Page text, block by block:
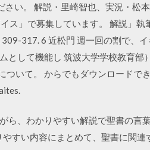
い。 解説・里崎智也、実況・松
ス」で募集しています。 解説」執
317. 6 近松門 週一回の割で、
として機能し 筑波大学学校教育部
いて。 からでもダウンロードで
ら、わかりやすい解説で聖書の言
すい内容にまとめて、聖書に関連